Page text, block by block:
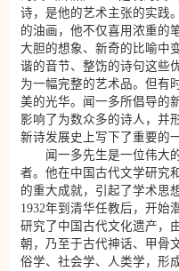
诗，是他的艺术主张的实践
的油画，他不仅喜用浓重的
大胆的想象、新奇的比喻中
谐的音节、整饬的诗句这些
为一幅完整的艺术品。但有
美的光华。闻一多所倡导的
影响了为数众多的诗人，并
新诗发展史上写下了重要的一
闻一多先生是一位伟大的
者。他在中国古代文学研究
的重大成就，引起了学术思
1932年到清华任教后，开始
研究了中国古代文化遗产，
朝，乃至于古代神话、甲骨
俗学、社会学、人类学，形